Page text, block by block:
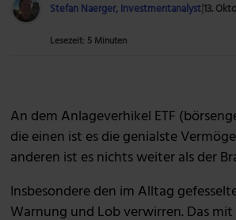
Stefan Naerger, Investmentanalyst13.
Lesezeit: 5 Minuten
An dem Anlageverhikel ETF
die einen ist es die genialste
anderen ist es nichts weiter als der
Insbesondere den im Alltag
Warnung und Lob verwirren. Das